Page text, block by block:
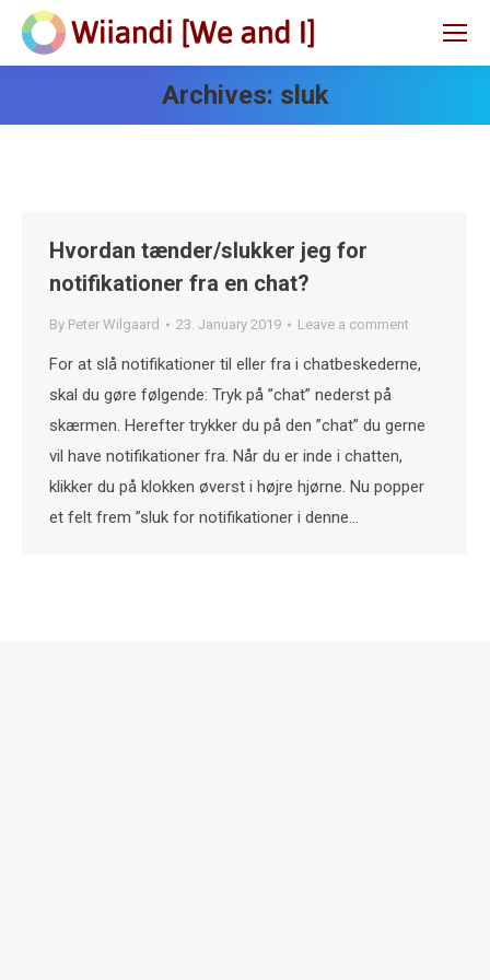
Archives: sluk
Hvordan tænder/slukker jeg for
notifikationer fra en chat?
By Peter Wilgaard 23. January 2019 Leave a comment
For at slå notifikationer til eller fra i chatbeskederne,
skal du gøre følgende: Tryk på ”chat” nederst på
skærmen. Herefter trykker du på den ”chat” du gerne
vil have notifikationer fra. Når du er inde i chatten,
klikker du på klokken øverst i højre hjørne. Nu popper
et felt frem ”sluk for notifikationer i denne…